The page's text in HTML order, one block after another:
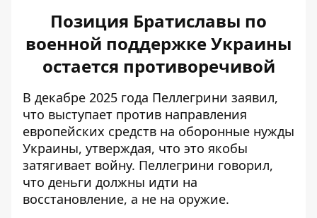
Позиция Братиславы по
военной поддержке Украины
остается противоречивой
В декабре 2025 года Пеллегрини заявил,
что выступает против направления
европейских средств на оборонные нужды
Украины, утверждая, что это якобы
затягивает войну. Пеллегрини говорил,
что деньги должны идти на
восстановление, а не на оружие.